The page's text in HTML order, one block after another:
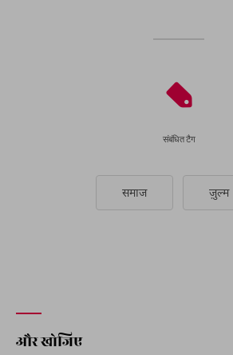
संबंधित टैग
समाज ज़ुल्म
और खोजिए